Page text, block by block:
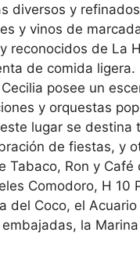
diversos y
y vinos de
reconocidos de La
de comida ligera.
posee un
y orquestas
lugar se destina
de fiestas, y
Tabaco, Ron y Café
Comodoro, H 10
del Coco, el
la Marina